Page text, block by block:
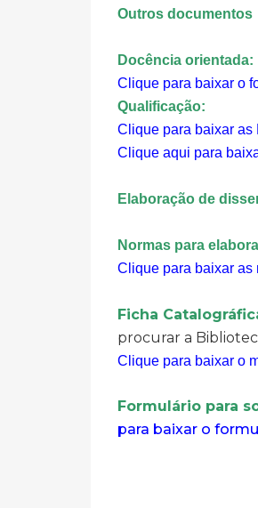
Outros documentos
Docência orientada:
Clique para baixar o
Qualificação:
Clique para baixar as
Clique aqui para
Elaboração de
Normas para
Clique para baixar as
Ficha
procurar a
Clique para baixar o
Formulário para
para baixar o